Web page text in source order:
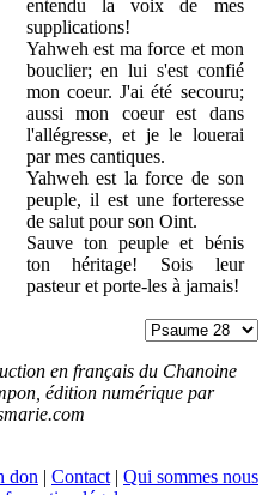
entendu la voix de mes
supplications!
Yahweh est ma force et mon
bouclier; en lui s'est confié
mon coeur. J'ai été secouru;
aussi mon coeur est dans
l'allégresse, et je le louerai
par mes cantiques.
Yahweh est la force de son
peuple, il est une forteresse
de salut pour son Oint.
Sauve ton peuple et bénis
ton héritage! Sois leur
pasteur et porte-les à jamais!
en français du Chanoine
édition numérique par
don | Contact | Qui sommes nous